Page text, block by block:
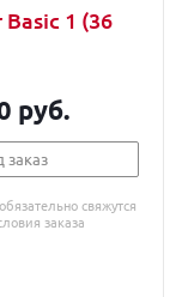
1 (36
руб.
заказ
свяжутся
заказа